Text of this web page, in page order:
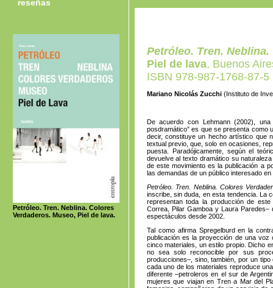
reseñas
Petróleo. Tren. Neblina. Colores
Verdaderos. Museo, Piel de lava.
Petróleo. Tren.
Piel de lava, Buenos
ISBN 978-987-1768-87-5
Mariano Nicolás Zucchi(Instituto de
De acuerdo con Lehmann (2002),
posdramático” es que se presenta como
decir, constituye un hecho artístico que
textual previo, que, solo en ocasiones,
puesta. Paradójicamente, según el
devuelve al texto dramático su
de este movimiento es la publicación a
las demandas de un público interesado
Petróleo. Tren. Neblina. Colores
inscribe, sin duda, en esta tendencia. La
representan toda la producción de
Correa, Pilar Gamboa y Laura
espectáculos desde 2002.
Tal como afirma Spregelburd en la
publicación es la proyección de una
cinco materiales, un estilo propio. Dicho
no sea solo reconocible por sus
producciones–, sino, también, por un
cada uno de los materiales reproduce
diferente –petroleros en el sur de
mujeres que viajan en Tren a Mar del